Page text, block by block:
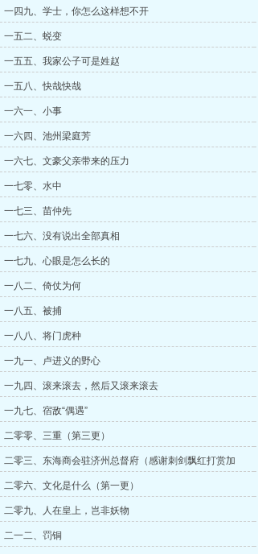
一四九、学士，你怎么这样想不开
一五二、蜕变
一五五、我家公子可是姓赵
一五八、快哉快哉
一六一、小事
一六四、池州梁庭芳
一六七、文豪父亲带来的压力
一七零、水中
一七三、苗仲先
一七六、没有说出全部真相
一七九、心眼是怎么长的
一八二、倚仗为何
一八五、被捕
一八八、将门虎种
一九一、卢进义的野心
一九四、滚来滚去，然后又滚来滚去
一九七、宿敌“偶遇”
二零零、三重（第三更）
二零三、东海商会驻济州总督府（感谢刺剑飘红打赏加
更！）
二零六、文化是什么（第一更）
二零九、人在皇上，岂非妖物
二一二、罚铜